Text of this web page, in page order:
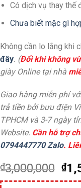
Có dịch vụ thay thế
Chưa biết mặc gì
Không cần lo lắng khi
đây. (Đổi khi không
giày Online tại nhà
Giao hàng miễn phí
trả tiền bởi bưu điện
TPHCM và 3-7 ngày
Website. Cần hỗ trợ
0794447770 Zalo.
₫3,000,000 ₫